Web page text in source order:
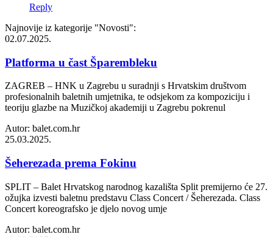
Reply
Najnovije iz kategorije "Novosti":
02.07.2025.
Platforma u čast Šparembleku
ZAGREB – HNK u Zagrebu u suradnji s Hrvatskim društvom
profesionalnih baletnih umjetnika, te odsjekom za kompoziciju i
teoriju glazbe na Muzičkoj akademiji u Zagrebu pokrenul
Autor: balet.com.hr
25.03.2025.
Šeherezada prema Fokinu
SPLIT – Balet Hrvatskog narodnog kazališta Split premijerno će 27.
ožujka izvesti baletnu predstavu Class Concert / Šeherezada. Class
Concert koreografsko je djelo novog umje
Autor: balet.com.hr